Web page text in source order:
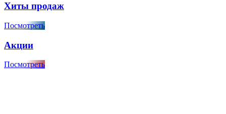
Хиты продаж
Посмотреть
Акции
Посмотреть